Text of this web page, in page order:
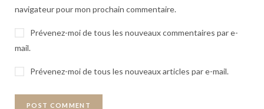
navigateur pour mon prochain commentaire.
Prévenez-moi de tous les nouveaux commentaires par e-
mail.
Prévenez-moi de tous les nouveaux articles par e-mail.